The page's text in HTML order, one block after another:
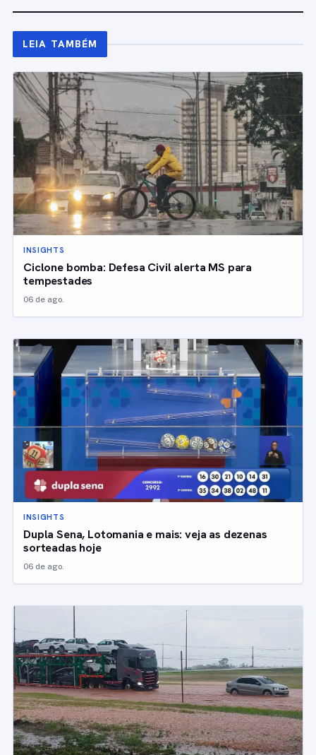
LEIA TAMBÉM
INSIGHTS
Ciclone bomba: Defesa Civil alerta MS para
tempestades
06 de ago.
INSIGHTS
Dupla Sena, Lotomania e mais: veja as dezenas
sorteadas hoje
06 de ago.